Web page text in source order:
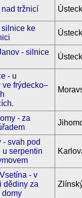
nad tržnicí
silnice ke
- silnice
- u
ve frýdecko–
- za
- svah pod
u serpentin
- v
dědiny za
domy